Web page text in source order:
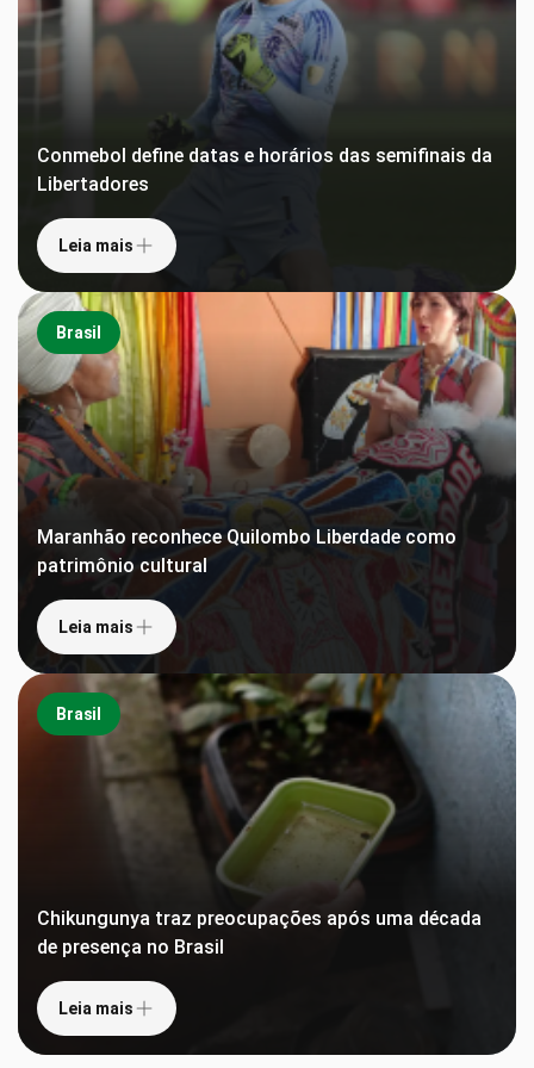
Conmebol define datas e horários das semifinais da
Libertadores
Leia mais
Brasil
Maranhão reconhece Quilombo Liberdade como
patrimônio cultural
Leia mais
Brasil
Chikungunya traz preocupações após uma década
de presença no Brasil
Leia mais